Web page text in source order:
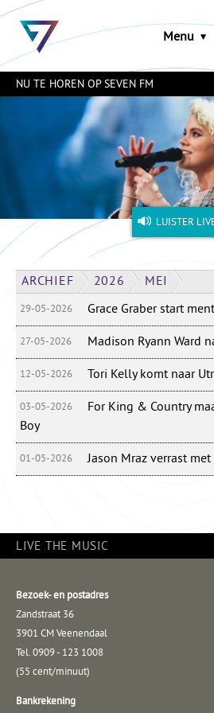
Sla
links
naar
inhoud
Naar
menu
Menu
NU TE HOREN OP SEVEN FM
LUISTER
ARCHIEF 2026 MEI
29-05-2026 Grace Graber start
27-05-2026 Madison Ryann Ward
12-05-2026 Tori Kelly komt naar
03-05-2026
For King & Country
Boy
01-05-2026 Jason Mraz verrast
LIVE THE MUSIC
Bezoek- en postadres
Zandstraat 36
3901 CM Veenendaal
Tel. 0909 - 123 1008
(55 cent/minuut)
Bankrekening